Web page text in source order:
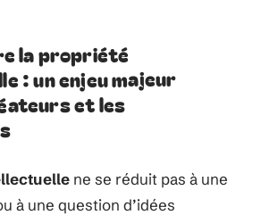
la propriété
: un enjeu majeur
et les
ne se réduit pas à une
à une question d’idées